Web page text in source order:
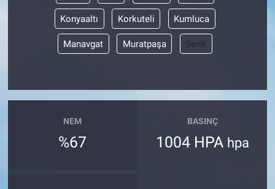
Konyaaltı Korkuteli Kumluca
Manavgat Muratpaşa Serik
NEM
%67
BASINÇ
1004 HPA hpa